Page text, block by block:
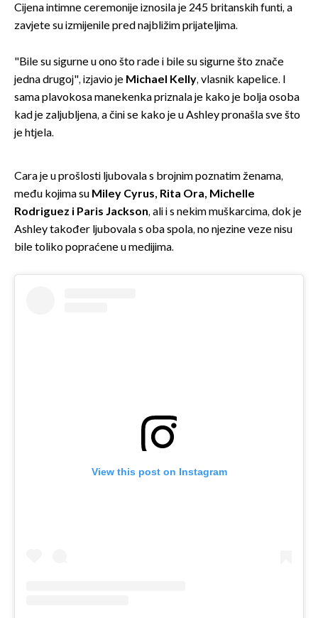
Cijena intimne ceremonije iznosila je 245 britanskih funti, a
zavjete su izmijenile pred najbližim prijateljima.
"Bile su sigurne u ono što rade i bile su sigurne što znače
jedna drugoj", izjavio je Michael Kelly, vlasnik kapelice. I
sama plavokosa manekenka priznala je kako je bolja osoba
kad je zaljubljena, a čini se kako je u Ashley pronašla sve što
je htjela.
Cara je u prošlosti ljubovala s brojnim poznatim ženama,
među kojima su Miley Cyrus, Rita Ora, Michelle
Rodriguez i Paris Jackson, ali i s nekim muškarcima, dok je
Ashley također ljubovala s oba spola, no njezine veze nisu
bile toliko popraćene u medijima.
View this post on Instagram